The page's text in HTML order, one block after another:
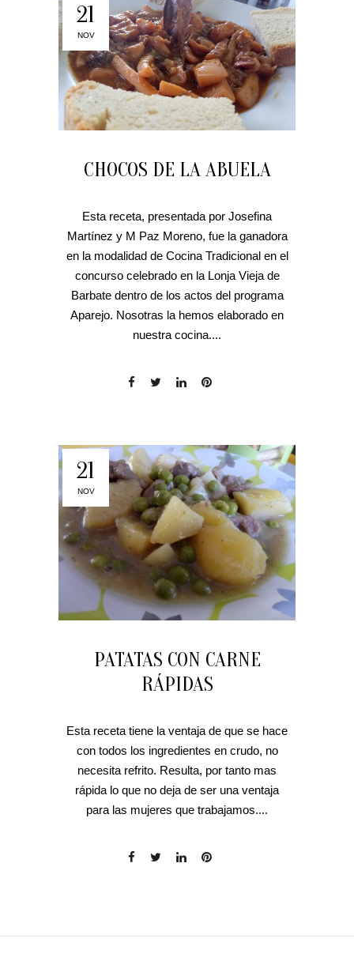
21
NOV
CHOCOS DE LA ABUELA
Esta receta, presentada por Josefina
Martínez y M Paz Moreno, fue la ganadora
en la modalidad de Cocina Tradicional en el
concurso celebrado en la Lonja Vieja de
Barbate dentro de los actos del programa
Aparejo. Nosotras la hemos elaborado en
nuestra cocina....
21
NOV
PATATAS CON CARNE
RÁPIDAS
Esta receta tiene la ventaja de que se hace
con todos los ingredientes en crudo, no
necesita refrito. Resulta, por tanto mas
rápida lo que no deja de ser una ventaja
para las mujeres que trabajamos....